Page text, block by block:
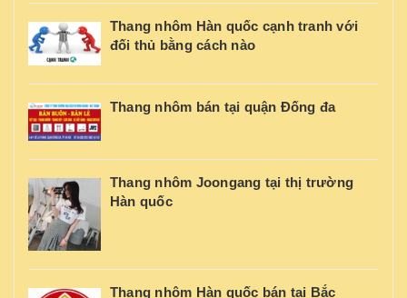
Thang nhôm Hàn quốc cạnh tranh với
đối thủ bằng cách nào
Thang nhôm bán tại quận Đống đa
Thang nhôm Joongang tại thị trường
Hàn quốc
Thang nhôm Hàn quốc bán tại Bắc